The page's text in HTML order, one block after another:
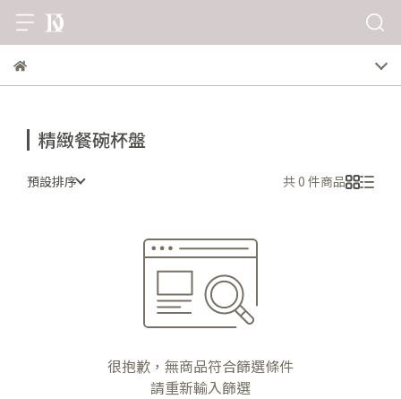
精緻餐碗杯盤
預設排序 共 0 件商品
很抱歉，無商品符合篩選條件
請重新輸入篩選